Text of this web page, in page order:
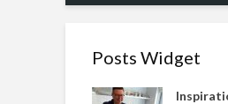
Posts Widget